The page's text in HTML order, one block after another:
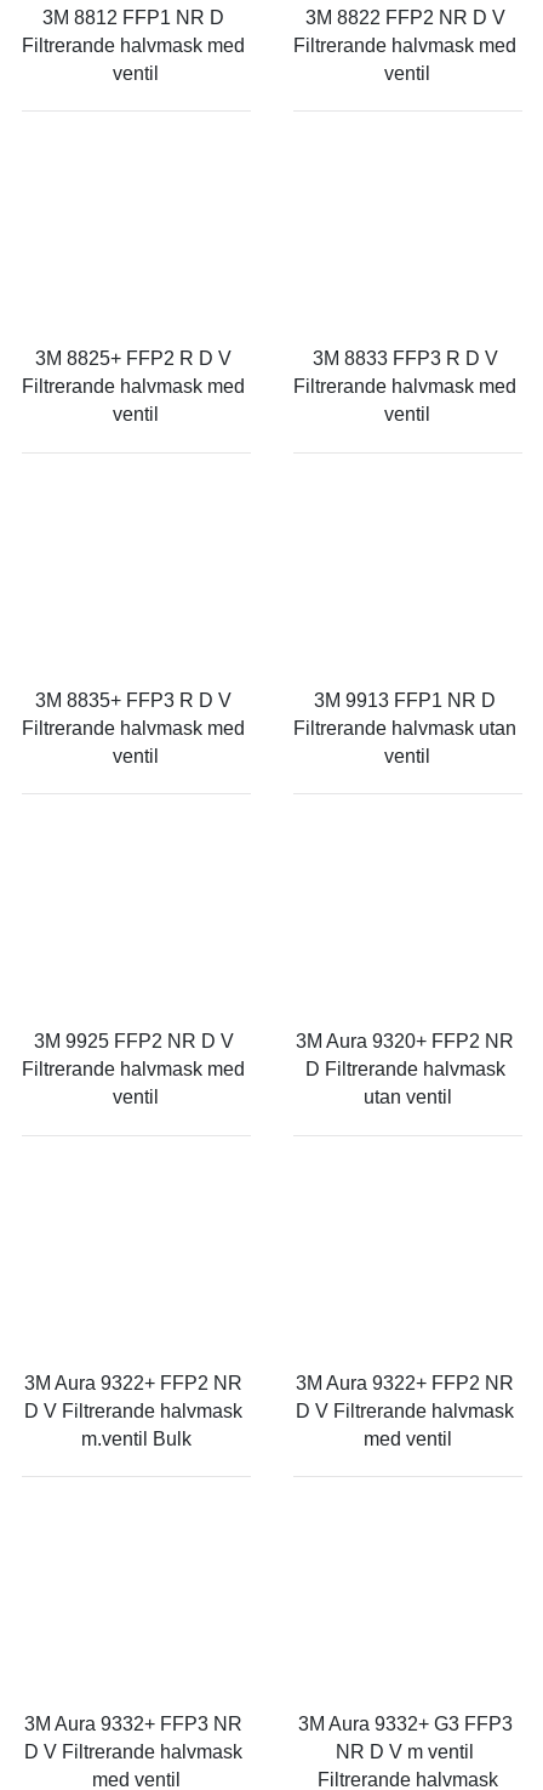
3M 8812 FFP1 NR D
Filtrerande halvmask med
ventil
3M 8822 FFP2 NR D V
Filtrerande halvmask med
ventil
3M 8825+ FFP2 R D V
Filtrerande halvmask med
ventil
3M 8833 FFP3 R D V
Filtrerande halvmask med
ventil
3M 8835+ FFP3 R D V
Filtrerande halvmask med
ventil
3M 9913 FFP1 NR D
Filtrerande halvmask utan
ventil
3M 9925 FFP2 NR D V
Filtrerande halvmask med
ventil
3M Aura 9320+ FFP2 NR
D Filtrerande halvmask
utan ventil
3M Aura 9322+ FFP2 NR
D V Filtrerande halvmask
m.ventil Bulk
3M Aura 9322+ FFP2 NR
D V Filtrerande halvmask
med ventil
3M Aura 9332+ FFP3 NR
D V Filtrerande halvmask
med ventil
3M Aura 9332+ G3 FFP3
NR D V m ventil
Filtrerande halvmask